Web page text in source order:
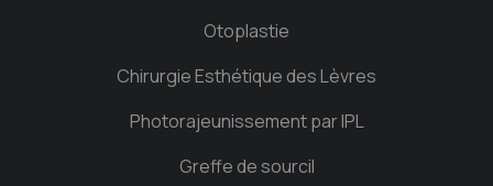
Otoplastie
Chirurgie Esthétique des Lèvres
Photorajeunissement par IPL
Greffe de sourcil